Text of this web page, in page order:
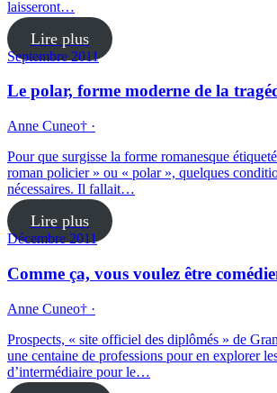
laisseront…
Lire plus
Septembre 2011
Le polar, forme moderne de la
Anne Cuneo† ·
Pour que surgisse la forme romanesque
roman policier » ou « polar », quelques
nécessaires. Il fallait…
Lire plus
Décembre 2011
Comme ça, vous voulez être
Anne Cuneo† ·
Prospects, « site officiel des diplômés » de
une centaine de professions pour en explorer
d’intermédiaire pour le…